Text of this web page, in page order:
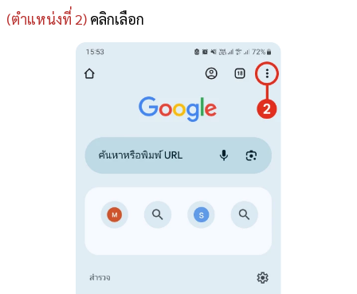
(ตำแหน่งที่ 2) คลิกเลือก